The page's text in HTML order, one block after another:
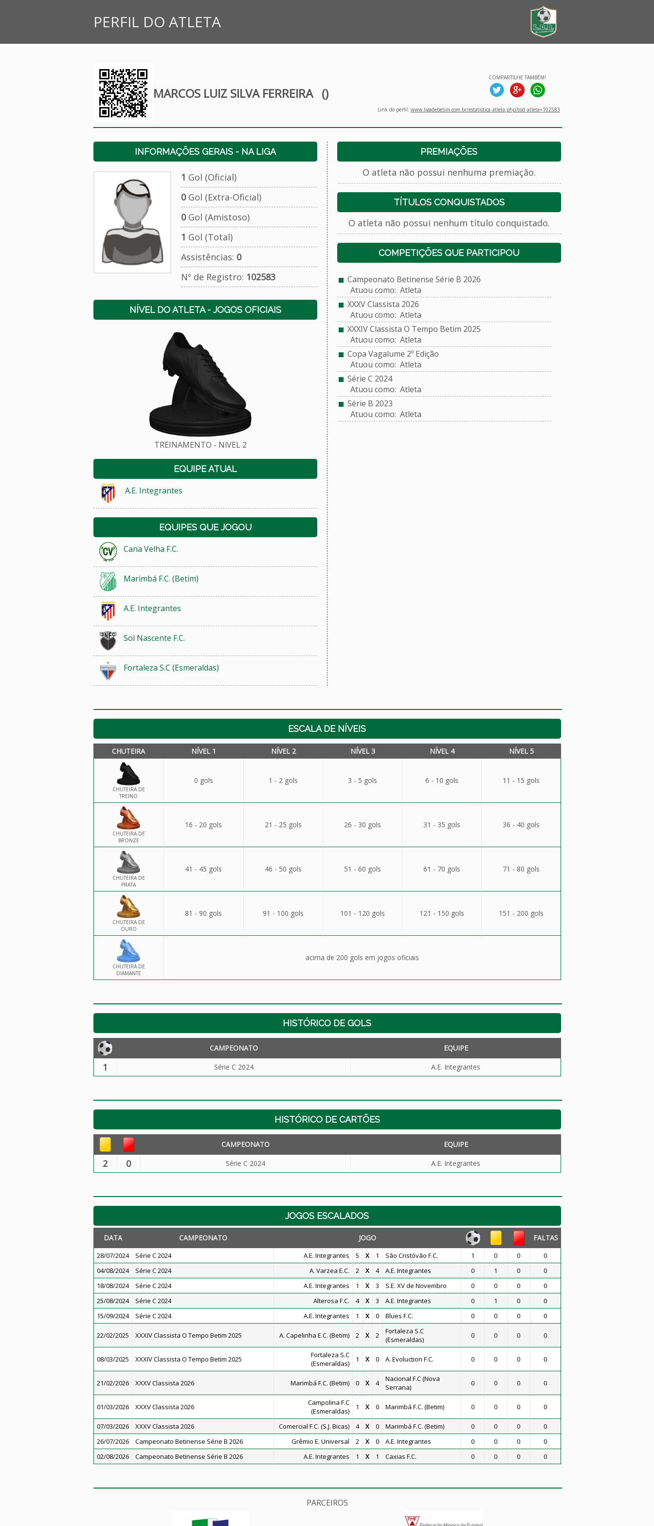
PERFIL DO ATLETA
MARCOS LUIZ SILVA FERREIRA ()
COMPARTILHE TAMBÉM!
Link do perfil: www.ligadebetim.com.br/estatistica_atleta.php?cod_atleta=102583
INFORMAÇÕES GERAIS - NA LIGA
1 Gol (Oficial)
0Gol (Extra-Oficial)
0Gol (Amistoso)
1 Gol (Total)
Assistências: 0
Nº de Registro: 102583
NÍVEL DO ATLETA - JOGOS OFICIAIS
TREINAMENTO - NíVEL 2
EQUIPE ATUAL
A.E. Integrantes
EQUIPES QUE JOGOU
Cana Velha F.C.
Marimbá F.C. (Betim)
A.E. Integrantes
Sol Nascente F.C.
Fortaleza S.C (Esmeraldas)
PREMIAÇÕES
O atleta não possui nenhuma premiação.
TÍTULOS CONQUISTADOS
O atleta não possui nenhum título conquistado.
COMPETIÇÕES QUE PARTICIPOU
Campeonato Betinense Série B 2026
Atuou como: Atleta
XXXV Classista 2026
Atuou como: Atleta
XXXIV Classista O Tempo Betim 2025
Atuou como: Atleta
Copa Vagalume 2º Edição
Atuou como: Atleta
Série C 2024
Atuou como: Atleta
Série B 2023
Atuou como: Atleta
ESCALA DE NÍVEIS
CHUTEIRA NÍVEL 1 NÍVEL 2 NÍVEL 3 NÍVEL 4 NÍVEL 5
CHUTEIRA DE
TREINO
0 gols 1 - 2 gols 3 - 5 gols 6 - 10 gols 11 - 15 gols
CHUTEIRA DE
BRONZE
16 - 20 gols 21 - 25 gols 26 - 30 gols 31 - 35 gols 36 - 40 gols
CHUTEIRA DE
PRATA
41 - 45 gols 46 - 50 gols 51 - 60 gols 61 - 70 gols 71 - 80 gols
CHUTEIRA DE
OURO
81 - 90 gols 91 - 100 gols 101 - 120 gols 121 - 150 gols 151 - 200 gols
CHUTEIRA DE
DIAMANTE
acima de 200 gols em jogos oficiais
HISTÓRICO DE GOLS
CAMPEONATO EQUIPE
1 Série C 2024 A.E. Integrantes
HISTÓRICO DE CARTÕES
CAMPEONATO EQUIPE
2 0 Série C 2024 A.E. Integrantes
JOGOS ESCALADOS
DATA CAMPEONATO JOGO FALTAS
28/07/2024 Série C 2024 A.E. Integrantes 5 X 1 São Cristóvão F.C. 1 0 0
0
04/08/2024
Série C 2024 A. Varzea E.C. 2 X 4 A.E. Integrantes 0 1 0
0
18/08/2024
Série C 2024 A.E. Integrantes 1 X 3 S.E. XV de Novembro 0 0 0
0
25/08/2024
Série C 2024 Alterosa F.C. 4 X 3 A.E. Integrantes 0 1 0
0
15/09/2024
Série C 2024 A.E. Integrantes 1 X 0 Blues F.C. 0 0 0 0
22/02/2025 XXXIV Classista O Tempo Betim 2025 A. Capelinha E.C. (Betim) 2 X 2
Fortaleza S.C
(Esmeraldas)
0 0 0 0
08/03/2025 XXXIV Classista O Tempo Betim 2025
Fortaleza S.C
(Esmeraldas)
1 X 0 A. Evoluction F.C. 0 0 0 0
21/02/2026 XXXV Classista 2026 Marimbá F.C. (Betim) 0 X 4
Nacional F.C (Nova
Serrana)
0 0 0 0
01/03/2026 XXXV Classista 2026
Campolina F.C
(Esmeraldas)
1 X 0 Marimbá F.C. (Betim) 0 0 0 0
07/03/2026 XXXV Classista 2026 Comercial F.C. (S.J. Bicas) 4 X 0 Marimbá F.C. (Betim) 0 0 0
0
26/07/2026
Campeonato Betinense Série B 2026 Grêmio E. Universal 2 X 0 A.E. Integrantes 0 0 0
0
02/08/2026
Campeonato Betinense Série B 2026 A.E. Integrantes 1 X 1 Caxias F.C. 0 0 0 0
PARCEIROS